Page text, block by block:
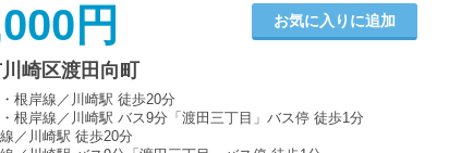
円 お気に入りに追加
崎区渡田向町
根岸線／川崎駅 徒歩20分
根岸線／川崎駅 バス9分「渡田三丁目」バス停 徒歩1分
／川崎駅 徒歩20分